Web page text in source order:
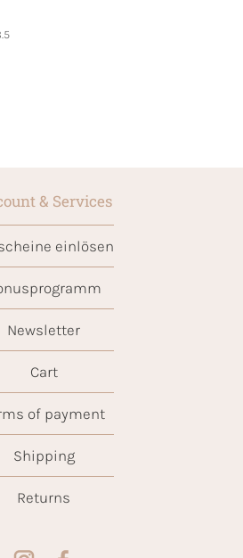
& Services
einlösen
Newsletter
Cart
of payment
Shipping
Returns